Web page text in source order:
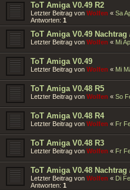
ToT Amiga V0.49 R2
Letzter Beitrag von Wolfen « Sa
Antworten: 1
ToT Amiga V0.49
Letzter Beitrag von Wolfen « Mi
ToT Amiga V0.49
Letzter Beitrag von Wolfen « Mi
ToT Amiga V0.48 R5
Letzter Beitrag von Wolfen « So
ToT Amiga V0.48 R4
Letzter Beitrag von Wolfen « Fr
ToT Amiga V0.48 R3
Letzter Beitrag von Wolfen « Fr
ToT Amiga V0.48
Letzter Beitrag von Wolfen « Di
Antworten: 1